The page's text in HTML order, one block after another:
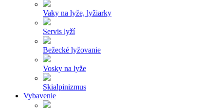
Vaky na lyže, lyžiarky
Servis lyží
Bežecké lyžovanie
Vosky na lyže
Skialpinizmus
Vybavenie